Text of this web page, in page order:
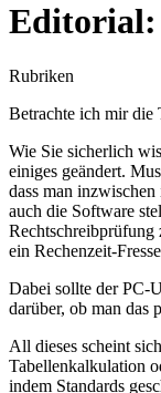
Editorial:
Rubriken
Betrachte ich mir die
Wie Sie sicherlich
einiges geändert.
dass man
auch die Software
Rechtschreibprüfung
ein Rechenzeit-
Dabei sollte der PC-
darüber, ob man das
All dieses scheint
Tabellenkalkulation
indem Standards